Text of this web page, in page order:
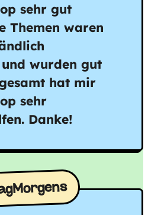
sehr gut
Themen waren
wurden gut
hat mir
sehr
Danke!